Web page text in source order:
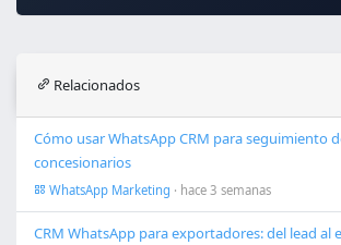
Relacionados
Cómo usar WhatsApp CRM para seguimiento
concesionarios
WhatsApp Marketing · hace 3 semanas
CRM WhatsApp para exportadores: del lead al